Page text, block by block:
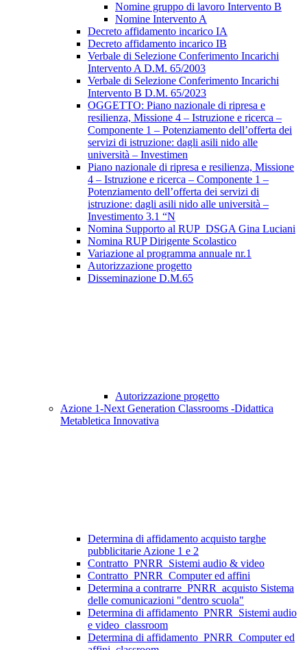
Nomine gruppo di lavoro Intervento B
Nomine Intervento A
Decreto affidamento incarico IA
Decreto affidamento incarico IB
Verbale di Selezione Conferimento Incarichi
Intervento A D.M. 65/2003
Verbale di Selezione Conferimento Incarichi
Intervento B D.M. 65/2023
OGGETTO: Piano nazionale di ripresa e
resilienza, Missione 4 – Istruzione e ricerca –
Componente 1 – Potenziamento dell’offerta dei
servizi di istruzione: dagli asili nido alle
università – Investimen
Piano nazionale di ripresa e resilienza, Missione
4 – Istruzione e ricerca – Componente 1 –
Potenziamento dell’offerta dei servizi di
istruzione: dagli asili nido alle università –
Investimento 3.1 “N
Nomina Supporto al RUP_DSGA Gina Luciani
Nomina RUP Dirigente Scolastico
Variazione al programma annuale nr.1
Autorizzazione progetto
Disseminazione D.M.65
Autorizzazione progetto
Azione 1-Next Generation Classrooms -Didattica
Metabletica Innovativa
Determina di affidamento acquisto targhe
pubblicitarie Azione 1 e 2
Contratto_PNRR_Sistemi audio & video
Contratto_PNRR_Computer ed affini
Determina a contrarre_PNRR_acquisto Sistema
delle comunicazioni "dentro scuola"
Determina di affidamento_PNRR_Sistemi audio
e video_classroom
Determina di affidamento_PNRR_Computer ed